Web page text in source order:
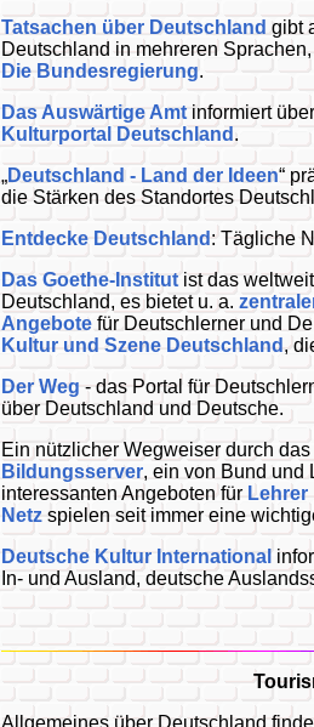
Tatsachen über Deutschland gibt
Deutschland in mehreren
Die Bundesregierung.
Das Auswärtige Amtinformiert
Kulturportal Deutschland .
„Deutschland - Land der Ideen“
die Stärken des Standortes
Entdecke Deutschland : Tägliche
Das Goethe-Institut ist das
Deutschland, es bietet u. a.
Angebote für Deutschlerner und
Kultur und Szene Deutschland ,
Der Weg - das Portal für
über Deutschland und Deutsche.
Ein nützlicher Wegweiser durch
Bildungsserver, ein von Bund und
interessanten Angeboten für Lehrer
Netz spielen seit immer eine
Deutsche Kultur International
In- und Ausland, deutsche
Allgemeines über Deutschland